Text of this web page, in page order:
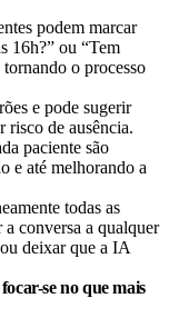
podem marcar
16h?” ou “Tem
o processo
e pode sugerir
risco de ausência.
paciente são
e até melhorando a
todas as
conversa a qualquer
deixar que a IA
se no que mais